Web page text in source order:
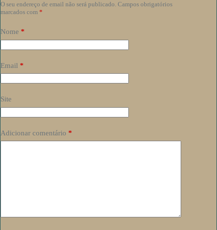
O seu endereço de email não será publicado. Campos obrigatórios
marcados com *
Nome *
Email *
Site
Adicionar comentário *